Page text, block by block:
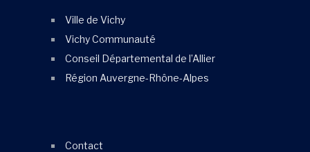
Ville de Vichy
Vichy Communauté
Conseil Départemental de l’Allier
Région Auvergne-Rhône-Alpes
Contact